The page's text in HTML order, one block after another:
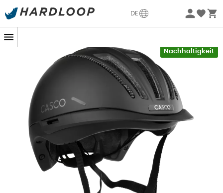
DE
Sommerangebote🔥 -5% EXTRA ab 2 Produkten* Code
Nachhaltigkeit